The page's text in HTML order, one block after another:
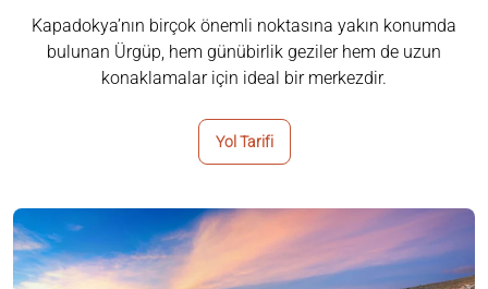
Kapadokya’nın birçok önemli noktasına yakın konumda
bulunan Ürgüp, hem günübirlik geziler hem de uzun
konaklamalar için ideal bir merkezdir.
Yol Tarifi